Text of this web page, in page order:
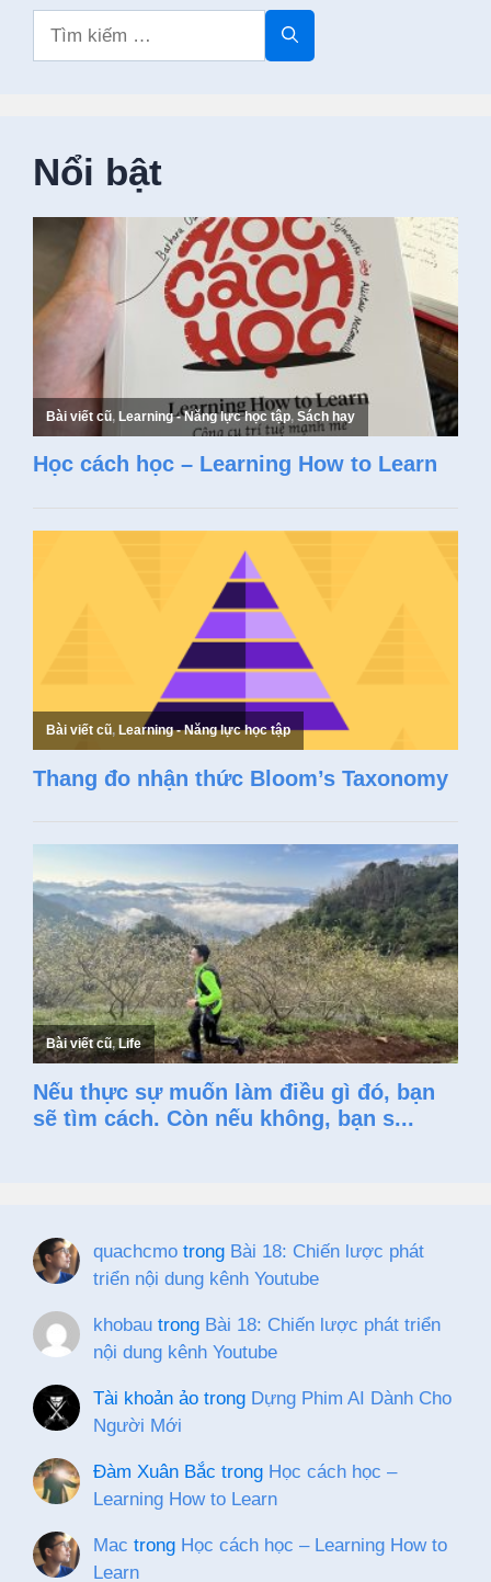
Nổi bật
quachcmo trong Bài 18: Chiến lược phát
triển nội dung kênh Youtube
khobau trong Bài 18: Chiến lược phát triển
nội dung kênh Youtube
Tài khoản ảo trong Dựng Phim AI Dành Cho
Người Mới
Đàm Xuân Bắc trong Học cách học –
Learning How to Learn
Mac trong Học cách học – Learning How to
Learn